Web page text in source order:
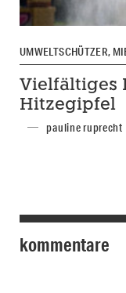
UMWELTSCHÜTZER,
Vielfältiges
Hitzegipfel
pauline ruprecht
kommentare